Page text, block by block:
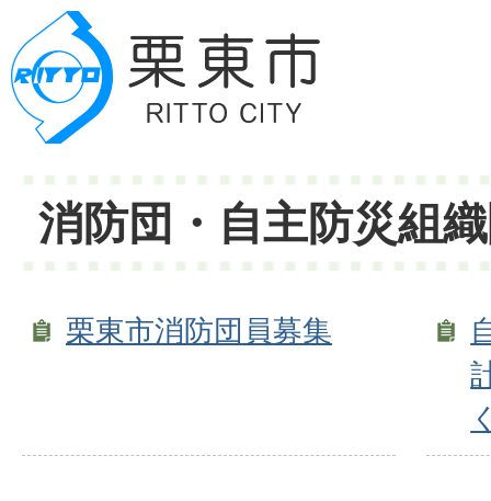
消防団・自主防災組
栗東市消防団員募集